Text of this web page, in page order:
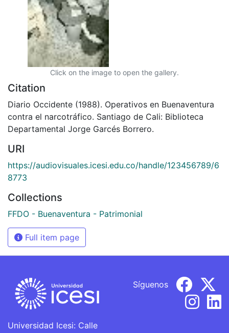
Click on the image to open the gallery.
Citation
Diario Occidente (1988). Operativos en Buenaventura
contra el narcotráfico. Santiago de Cali: Biblioteca
Departamental Jorge Garcés Borrero.
URI
https://audiovisuales.icesi.edu.co/handle/123456789/6
8773
Collections
FFDO - Buenaventura - Patrimonial
Full item page
Universidad Icesi: Calle
Síguenos